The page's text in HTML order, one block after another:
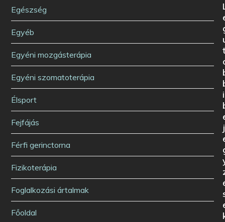
Egészség
Egyéb
Egyéni mozgásterápia
Egyéni szomatoterápia
Élsport
Fejfájás
Férfi gerinctorna
Fizikoterápia
Foglalkozási ártalmak
Főoldal
i
j